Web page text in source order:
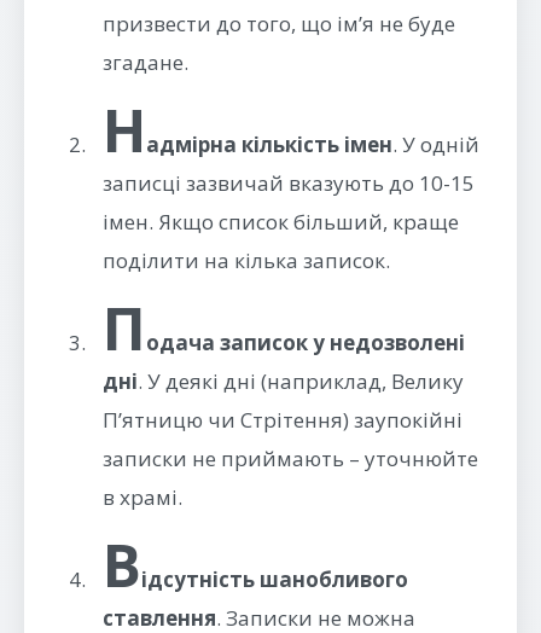
призвести до того, що ім’я не буде
згадане.
Н адмірна кількість імен. У одній
записці зазвичай вказують до 10-15
імен. Якщо список більший, краще
поділити на кілька записок.
П одача записок у недозволені
дні. У деякі дні (наприклад, Велику
П’ятницю чи Стрітення) заупокійні
записки не приймають – уточнюйте
в храмі.
Відсутність шанобливого
ставлення. Записки не можна